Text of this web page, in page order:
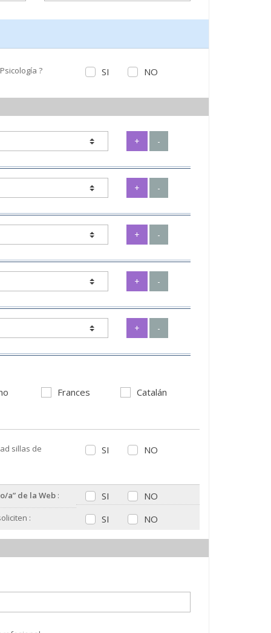
? SI NO
+ -
+ -
+ -
+ -
+ -
Frances Catalán
sillas de SI NO
a” de la Web: SI NO
: SI NO